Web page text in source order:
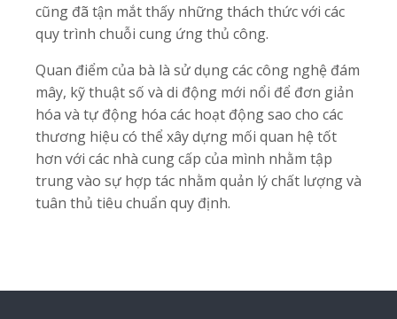
cũng đã tận mắt thấy những thách thức với các
quy trình chuỗi cung ứng thủ công.
Quan điểm của bà là sử dụng các công nghệ đám
mây, kỹ thuật số và di động mới nổi để đơn giản
hóa và tự động hóa các hoạt động sao cho các
thương hiệu có thể xây dựng mối quan hệ tốt
hơn với các nhà cung cấp của mình nhằm tập
trung vào sự hợp tác nhằm quản lý chất lượng và
tuân thủ tiêu chuẩn quy định.